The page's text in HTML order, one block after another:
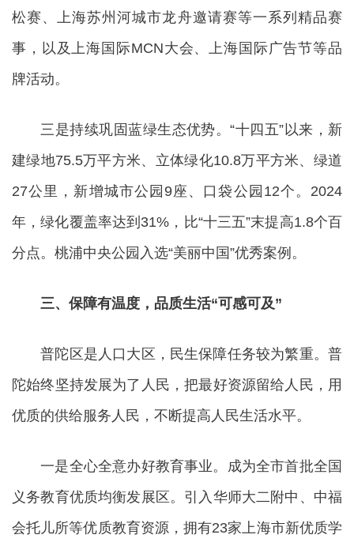
松赛、上海苏州河城市龙舟邀请赛等一系列精品赛
事，以及上海国际MCN大会、上海国际广告节等品
牌活动。
三是持续巩固蓝绿生态优势。“十四五”以来，新
建绿地75.5万平方米、立体绿化10.8万平方米、绿道
27公里，新增城市公园9座、口袋公园12个。2024
年，绿化覆盖率达到31%，比“十三五”末提高1.8个百
分点。桃浦中央公园入选“美丽中国”优秀案例。
三、保障有温度，品质生活“可感可及”
普陀区是人口大区，民生保障任务较为繁重。普
陀始终坚持发展为了人民，把最好资源留给人民，用
优质的供给服务人民，不断提高人民生活水平。
一是全心全意办好教育事业。成为全市首批全国
义务教育优质均衡发展区。引入华师大二附中、中福
会托儿所等优质教育资源，拥有23家上海市新优质学